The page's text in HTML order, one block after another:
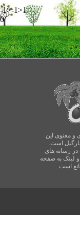
-1>-1>1
0
و معنوی این
است.
در رسانه های
و لینک به صفحه
است